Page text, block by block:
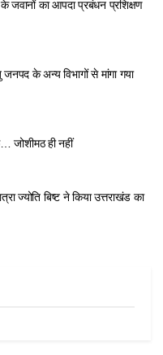
जवानों का आपदा प्रबंधन प्रशिक्षण
के अन्य विभागों से मांगा गया
जोशीमठ ही नहीं
ज्योति बिष्ट ने किया उत्तराखंड का